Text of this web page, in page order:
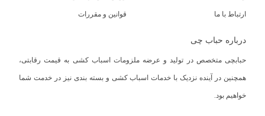
ارتباط با ما قوانین و مقررات
درباره حباب چی
حبابچی متخصص در تولید و عرضه ملزومات اسباب کشی به قیمت رقابتی،
همچنین در آینده نزدیک با خدمات اسباب کشی و بسته بندی نیز در خدمت شما
خواهیم بود.